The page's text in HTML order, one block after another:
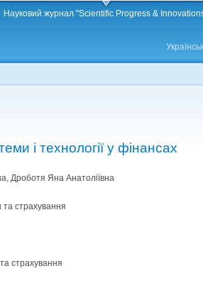
Науковий журнал "Scientific Progress &
і технології у фінансах
Дроботя Яна Анатоліївна
та страхування
страхування